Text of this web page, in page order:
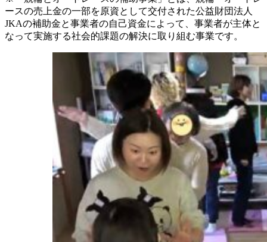
ースの売上金の一部を原資として交付された公益財団法人
JKAの補助金と事業者の自己資金によって、事業者が主体と
なって実施する社会的課題の解決に取り組む事業です。